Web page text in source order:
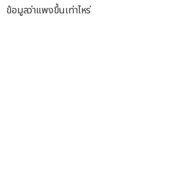
ข้อมูลว่าแพงขึ้นเท่าไหร่